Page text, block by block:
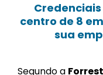
centro de 8
sua
Segundo a